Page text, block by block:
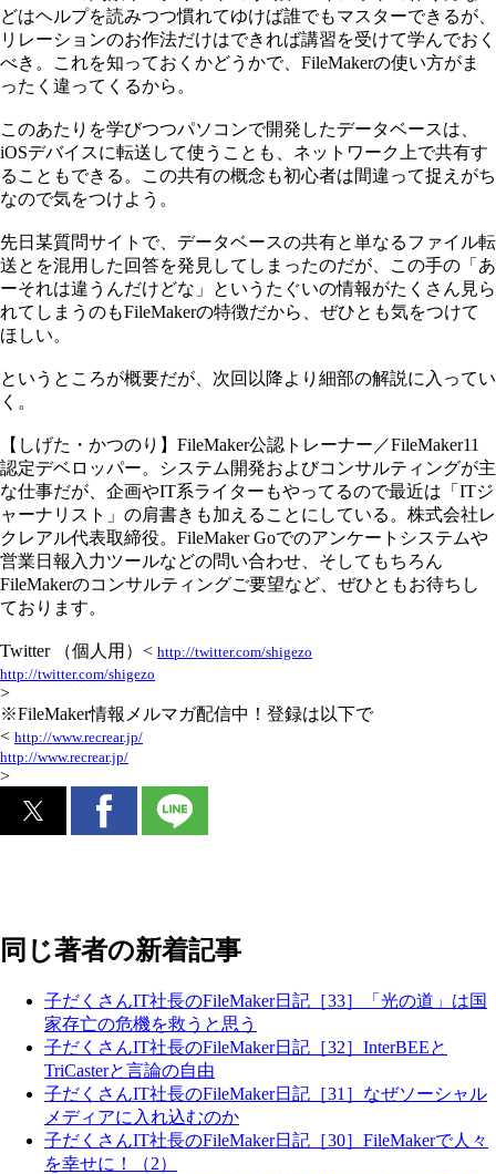
どはヘルプを読みつつ慣れてゆけば誰でもマスターできるが、
リレーションのお作法だけはできれば講習を受けて学んでおく
べき。これを知っておくかどうかで、FileMakerの使い方がま
ったく違ってくるから。
このあたりを学びつつパソコンで開発したデータベースは、
iOSデバイスに転送して使うことも、ネットワーク上で共有す
ることもできる。この共有の概念も初心者は間違って捉えがち
なので気をつけよう。
先日某質問サイトで、データベースの共有と単なるファイル転
送とを混用した回答を発見してしまったのだが、この手の「あ
ーそれは違うんだけどな」というたぐいの情報がたくさん見ら
れてしまうのもFileMakerの特徴だから、ぜひとも気をつけて
ほしい。
というところが概要だが、次回以降より細部の解説に入ってい
く。
【しげた・かつのり】FileMaker公認トレーナー／FileMaker11
認定デベロッパー。システム開発およびコンサルティングが主
な仕事だが、企画やIT系ライターもやってるので最近は「ITジ
ャーナリスト」の肩書きも加えることにしている。株式会社レ
クレアル代表取締役。FileMaker Goでのアンケートシステムや
営業日報入力ツールなどの問い合わせ、そしてもちろん
FileMakerのコンサルティングご要望など、ぜひともお待ちし
ております。
Twitter （個人用）< http://twitter.com/shigezo
http://twitter.com/shigezo
>
※FileMaker情報メルマガ配信中！登録は以下で
< http://www.recrear.jp/
http://www.recrear.jp/
>
同じ著者の新着記事
子だくさんIT社長のFileMaker日記［33］「光の道」は国
家存亡の危機を救うと思う
子だくさんIT社長のFileMaker日記［32］InterBEEと
TriCasterと言論の自由
子だくさんIT社長のFileMaker日記［31］なぜソーシャル
メディアに入れ込むのか
子だくさんIT社長のFileMaker日記［30］FileMakerで人々
を幸せに！（2）